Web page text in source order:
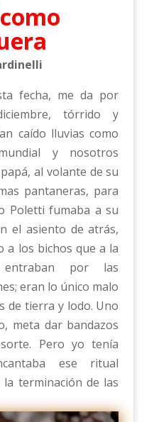
fecha, me da por
tórrido y
caído lluvias como
y nosotros
al volante de su
pantaneras, para
Poletti fumaba a su
el asiento de atrás,
a los bichos que a la
por las
eran lo único malo
de tierra y lodo. Uno
meta dar bandazos
Pero yo tenía
ese ritual
terminación de las